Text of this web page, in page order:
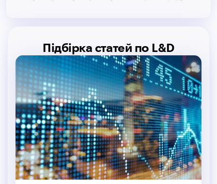
Підбірка статей по L&D